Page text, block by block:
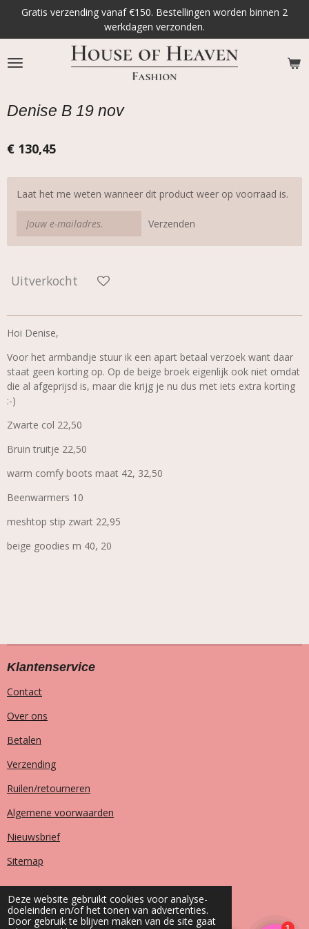
Deze website gebruikt cookies voor analyse-
doeleinden en/of het tonen van advertenties.
Door gebruik te blijven maken van de site gaat
naar
de
hoofdinhoud
Gratis verzending vanaf €150. Bestellingen worden binnen 2
werkdagen verzonden.
Denise B 19 nov
€ 130,45
Laat het me weten wanneer dit product weer op voorraad is.
Verzenden
Uitverkocht
Hoi Denise,
Voor het armbandje stuur ik een apart betaal verzoek want daar
staat geen korting op. Op de beige broek eigenlijk ook niet omdat
die al afgeprijsd is, maar die krijg je nu dus met iets extra korting
:-)
Zwarte col 22,50
Bruin truitje 22,50
warm comfy boots maat 42, 32,50
Beenwarmers 10
meshtop stip zwart 22,95
beige goodies m 40, 20
Klantenservice
Contact
Over ons
Betalen
Verzending
Ruilen/retourneren
Algemene voorwaarden
Nieuwsbrief
Sitemap
T
i
I
n
F
a
W
h